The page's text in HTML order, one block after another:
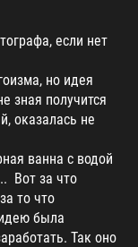
если нет
но идея
зная получится
оказалась не
ванна с водой
Вот за что
то что
была
Так оно